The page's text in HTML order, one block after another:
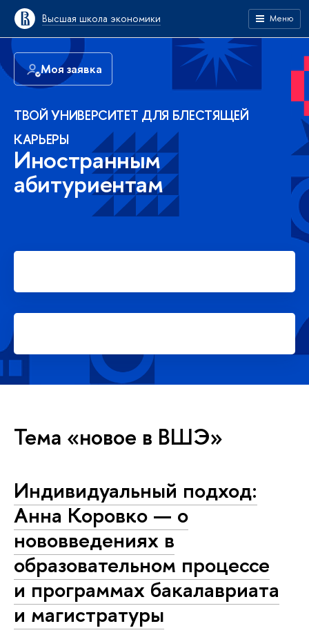
Высшая школа экономики Меню
Моя заявка
ТВОЙ УНИВЕРСИТЕТ ДЛЯ БЛЕСТЯЩЕЙ
КАРЬЕРЫ
Иностранным
абитуриентам
Тема «новое в ВШЭ»
Индивидуальный подход:
Анна Коровко — о
нововведениях в
образовательном процессе
и программах бакалавриата
и магистратуры